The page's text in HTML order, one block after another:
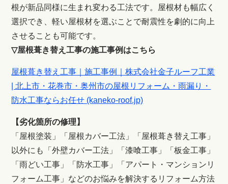
根が新品同様に生まれ変わる工法です。屋根材も幅広く
選択でき、軽い屋根材を選ぶことで耐震性を劇的に向上
させることも可能です。
▽屋根葺き替え工事の施工事例はこちら
屋根葺き替え工事｜施工事例｜株式会社金子ルーフ工業
| 北上市・花巻市・奥州市の屋根リフォーム・雨漏り・
防水工事ならお任せ (kaneko-roof.jp)
【劣化箇所の修理】
「屋根塗装」「屋根カバー工法」「屋根葺き替え工事」
以外にも「外壁カバー工法」「漆喰工事」「板金工事」
「雨どい工事」「防水工事」「アパート・マンションリ
フォーム工事」などのお悩みを解決するリフォーム方法